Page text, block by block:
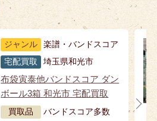
ジャンル
楽譜・バンドスコア
宅配買取
埼玉県和光市
布袋寅泰他バンドスコア ダン
ボール3箱 和光市 宅配買取
買取品 バンドスコア多数